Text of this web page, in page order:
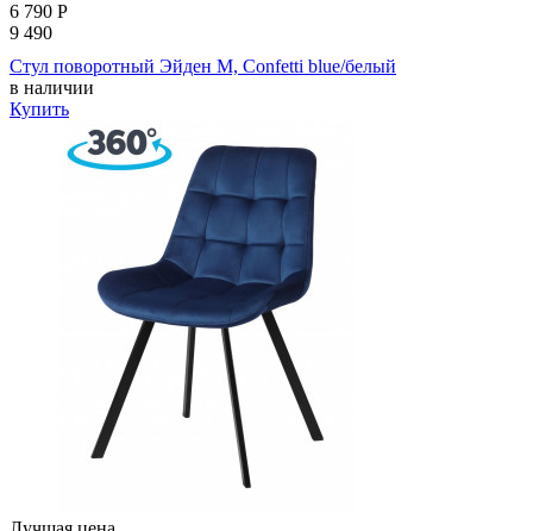
6 790 Р
9 490
Стул поворотный Эйден М, Confetti blue/белый
в наличии
Купить